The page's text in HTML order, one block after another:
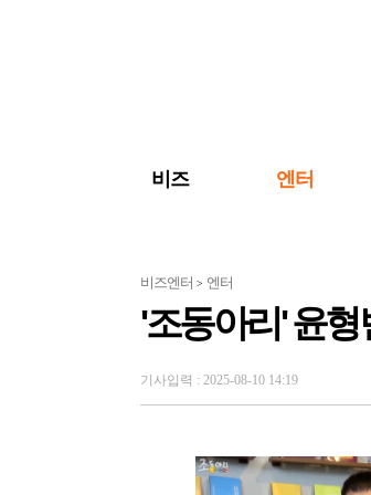
비즈 엔터
비즈엔터 > 엔터
'조동아리' 윤
기사입력 : 2025-08-10 14:19